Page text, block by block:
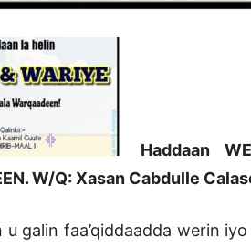
Haddaan
W/Q: Xasan Cabdulle
u galin faa’qiddaadda werin